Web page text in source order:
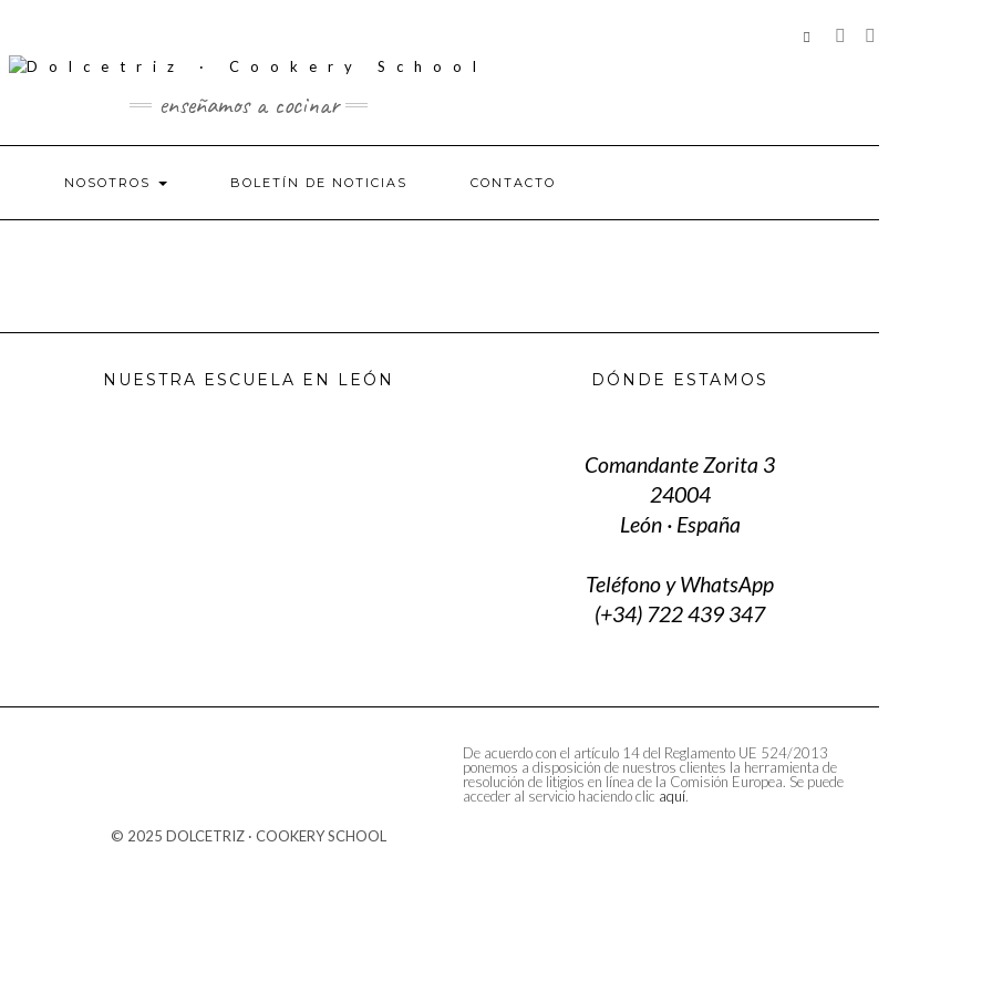
REDES
SOCIALES
enseñamos a cocinar
NOSOTROS BOLETÍN DE NOTICIAS CONTACTO
NUESTRA ESCUELA EN LEÓN DÓNDE ESTAMOS
Comandante Zorita 3
24004
León · España
Teléfono y WhatsApp
(+34) 722 439 347
De acuerdo con el artículo 14 del Reglamento UE 524/2013
ponemos a disposición de nuestros clientes la herramienta de
resolución de litigios en línea de la Comisión Europea. Se puede
acceder al servicio haciendo clic aquí.
© 2025 DOLCETRIZ · COOKERY SCHOOL